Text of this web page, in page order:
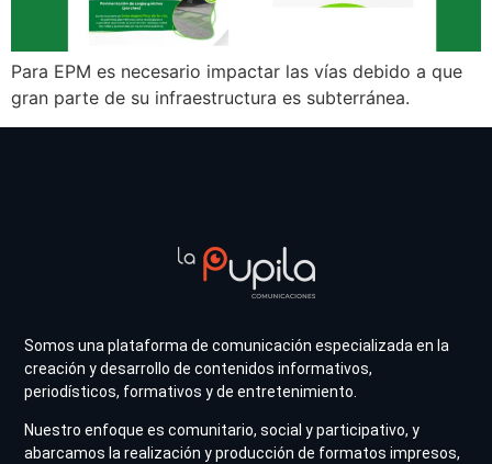
Para EPM es necesario impactar las vías debido a que
gran parte de su infraestructura es subterránea.
Somos una plataforma de comunicación especializada en la
creación y desarrollo de contenidos informativos,
periodísticos, formativos y de entretenimiento.
Nuestro enfoque es comunitario, social y participativo, y
abarcamos la realización y producción de formatos impresos,